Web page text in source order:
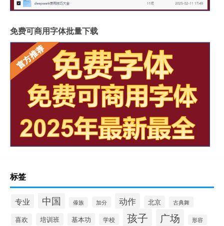
免费可商用字体批量下载
标签
专业 中国 傣族 加分 动作 北京 古典舞
喜欢 培训班 基本功 学校 孩子 广场 形容